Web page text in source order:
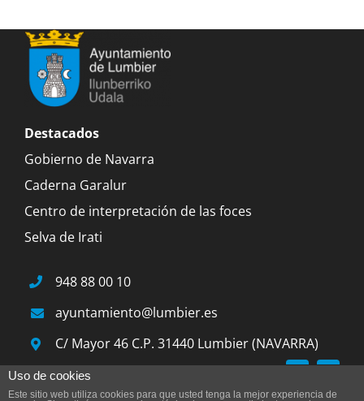
Destacados
Gobierno de Navarra
Caderna Garalur
Centro de interpretación de las foces
Selva de Irati
948 88 00 10
ayuntamiento@lumbier.es
C/ Mayor 46 C.P. 31440 Lumbier (NAVARRA)
Uso de cookies
Este sitio web utiliza cookies para que usted tenga la mejor experiencia de